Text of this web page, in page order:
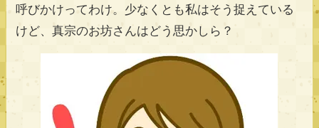
呼びかけってわけ。少なくとも私はそう捉えている
けど、真宗のお坊さんはどう思かしら？